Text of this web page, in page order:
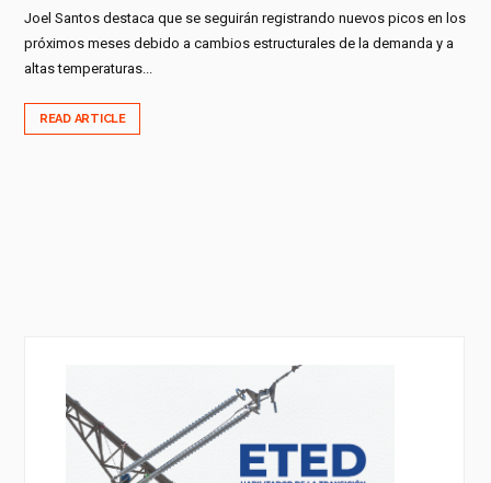
Joel Santos destaca que se seguirán registrando nuevos picos en los
próximos meses debido a cambios estructurales de la demanda y a
altas temperaturas...
READ ARTICLE